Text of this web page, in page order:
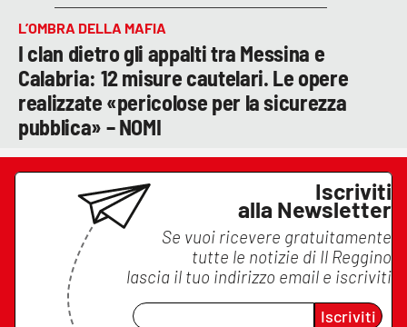
L’OMBRA DELLA MAFIA
I clan dietro gli appalti tra Messina e
Calabria: 12 misure cautelari. Le opere
realizzate «pericolose per la sicurezza
pubblica» – NOMI
Iscriviti
alla Newsletter
Se vuoi ricevere gratuitamente
tutte le notizie di Il Reggino
lascia il tuo indirizzo email e iscriviti
Iscriviti